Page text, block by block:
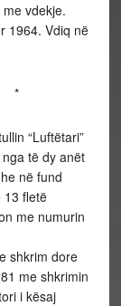
vdekje.
1964. Vdiq në
“Luftëtari”
të dy anët
në fund
13 fletë
me numurin
shkrim dore
me shkrimin
i kësaj